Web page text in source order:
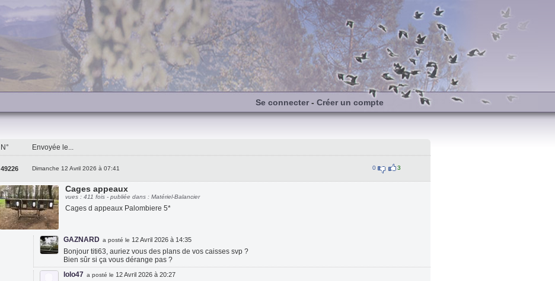
Se connecter- Créer un compte
N° Envoyée le...
49226 Dimanche 12 Avril 2026 à 07:41 0 3
Cages appeaux
vues : 411 fois - publiée dans : Matériel-Balancier
Cages d appeaux Palombiere 5*
GAZNARD a posté le 12 Avril 2026 à 14:35
Bonjour titi63, auriez vous des plans de vos caisses svp ?
Bien sûr si ça vous dérange pas ?
lolo47 a posté le 12 Avril 2026 à 20:27